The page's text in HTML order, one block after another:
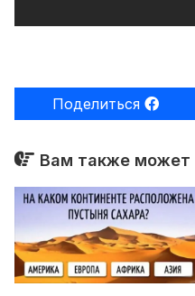
Поделиться
Вам также может